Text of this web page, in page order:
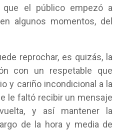
el público empezó a
algunos momentos, del
reprochar, es quizás, la
con un respetable que
y cariño incondicional a la
le faltó recibir un mensaje
y así mantener la
de la hora y media de